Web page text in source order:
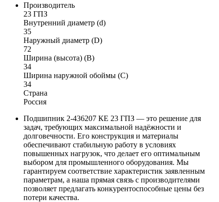
Производитель
23 ГПЗ
Внутренний диаметр (d)
35
Наружный диаметр (D)
72
Ширина (высота) (B)
34
Ширина наружной обоймы (C)
34
Страна
Россия
Подшипник 2-436207 КЕ 23 ГПЗ — это решение для
задач, требующих максимальной надёжности и
долговечности. Его конструкция и материалы
обеспечивают стабильную работу в условиях
повышенных нагрузок, что делает его оптимальным
выбором для промышленного оборудования. Мы
гарантируем соответствие характеристик заявленным
параметрам, а наша прямая связь с производителями
позволяет предлагать конкурентоспособные цены без
потери качества.